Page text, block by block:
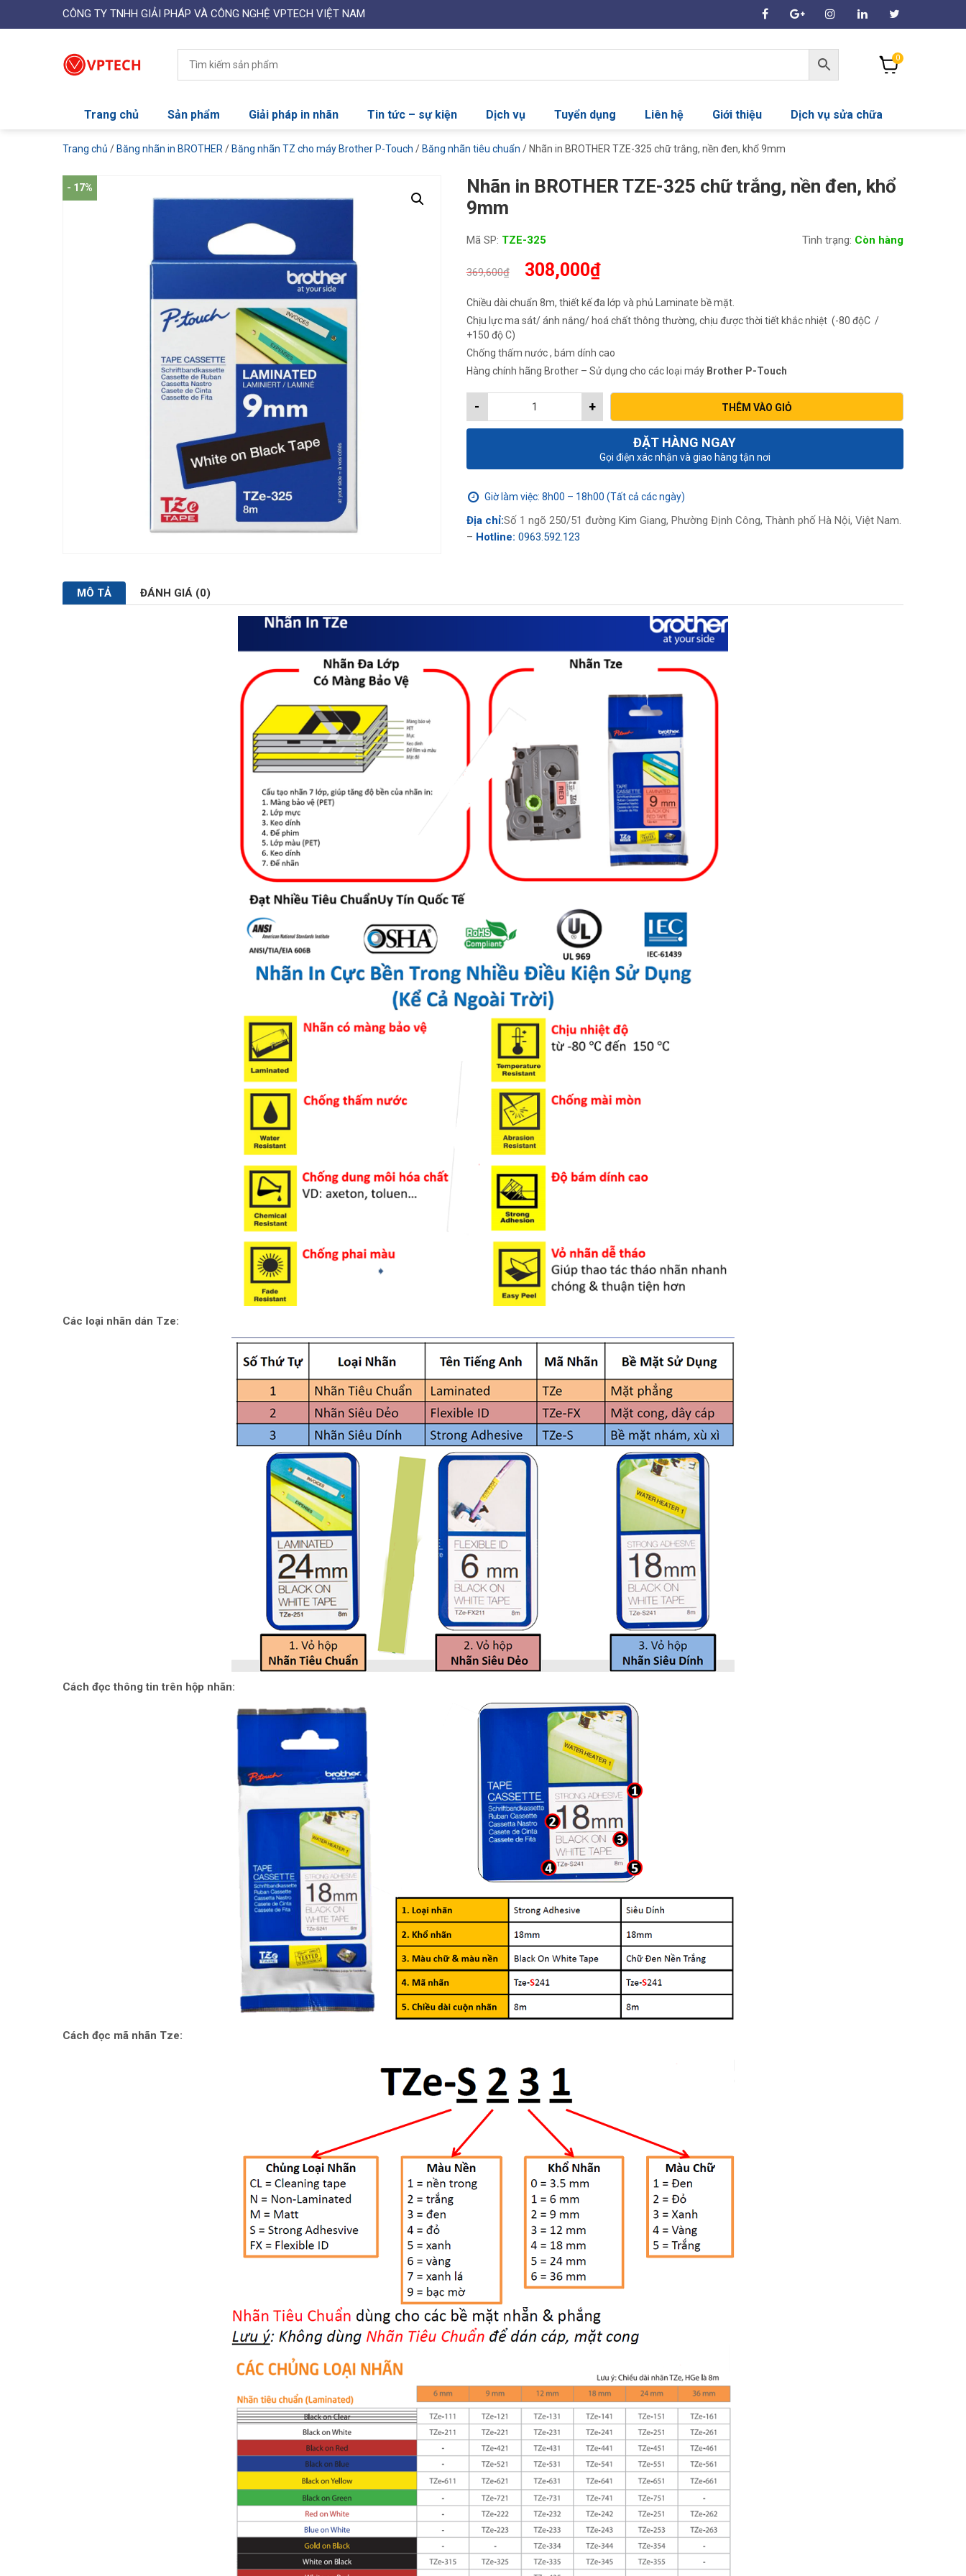
CÔNG TY TNHH GIẢI PHÁP VÀ CÔNG NGHỆ VPTECH VIỆT NAM
0
Trang chủ Sản phẩm Giải pháp in nhãn Tin tức – sự kiện Dịch vụ Tuyển dụng Liên hệ Giới thiệu Dịch vụ sửa chữa
Trang chủ / Băng nhãn in BROTHER / Băng nhãn TZ cho máy Brother P-Touch / Băng nhãn tiêu chuẩn / Nhãn in BROTHER TZE-325 chữ trắng, nền đen, khổ 9mm
- 17%
Nhãn in BROTHER TZE-325 chữ trắng, nền đen, khổ
9mm
Mã SP: TZE-325 Tình trạng: Còn hàng
369,600₫ Giá
là:
369,600₫.
308,000₫Giá
hiện
tại
là:
Chiều dài chuẩn 8m, thiết kế đa lớp và phủ Laminate bề mặt.
Chịu lực ma sát/ ánh nắng/ hoá chất thông thường, chịu được thời tiết khắc nhiệt (-80 độC /
+150 độ C)
Chống thấm nước , bám dính cao
Hàng chính hãng Brother – Sử dụng cho các loại máy Brother P-Touch
+
- THÊM VÀO GIỎ
ĐẶT HÀNG NGAY
Gọi điện xác nhận và giao hàng tận nơi
Giờ làm việc: 8h00 – 18h00 (Tất cả các ngày)
Địa chỉ:Số 1 ngõ 250/51 đường Kim Giang, Phường Định Công, Thành phố Hà Nội, Việt Nam.
– Hotline: 0963.592.123
MÔ TẢ ĐÁNH GIÁ (0)
Các loại nhãn dán Tze:
Cách đọc thông tin trên hộp nhãn:
Cách đọc mã nhãn Tze: